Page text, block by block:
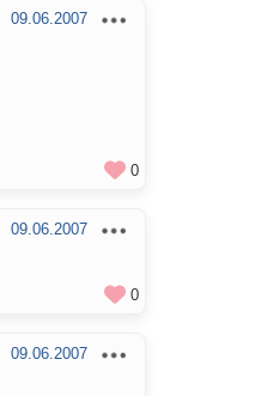
09.06.2007
0
09.06.2007
0
09.06.2007